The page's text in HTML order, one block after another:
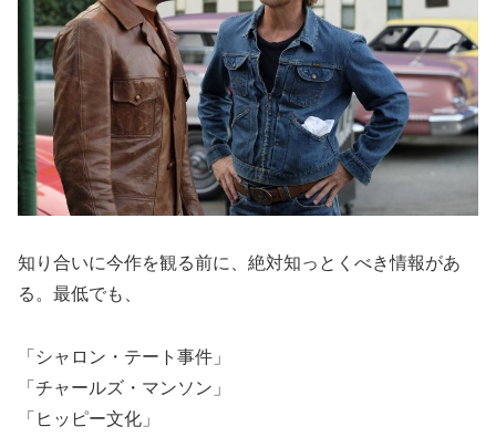
知り合いに今作を観る前に、絶対知っとくべき情報があ
る。最低でも、
「シャロン・テート事件」
「チャールズ・マンソン」
「ヒッピー文化」